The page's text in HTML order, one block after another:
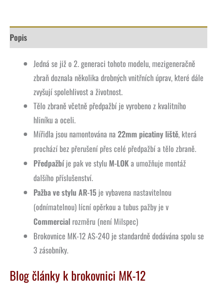
Popis
Jedná se již o 2. generaci tohoto modelu, mezigeneračně
zbraň doznala několika drobných vnitřních úprav, které dále
zvyšují spolehlivost a životnost.
Tělo zbraně včetně předpažbí je vyrobeno z kvalitního
hliníku a oceli.
Mířidla jsou namontována na22mm picatiny liště, která
prochází bez přerušení přes celé předpažbí a tělo zbraně.
Předpažbíje pak ve stylu M-LOKa umožňuje montáž
dalšího příslušenství.
Pažba ve stylu AR-15 je vybavena nastavitelnou
(odnímatelnou) lícní opěrkou a tubus pažby je v
Commercial rozměru (není Milspec)
Brokovnice MK-12 AS-240 je standardně dodávána spolu se
3 zásobníky.
Blog články k brokovnici MK-12